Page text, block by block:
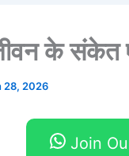
के संकेत
28, 2026
Join